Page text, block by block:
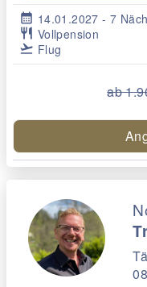
calendar_month 14.01.2027 - 7
restaurant Vollpension
flight_takeoff Flug
ab